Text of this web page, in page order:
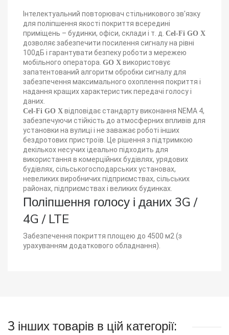
Інтелектуальний повторювач стільникового зв'язку
для поліпшення якості покриття всередині
приміщень – будинки, офіси, склади і т. д. Cel-Fi GO X
дозволяє забезпечити посилення сигналу на рівні
100дБ і гарантувати безпеку роботи з мережею
мобільного оператора. GO X використовує
запатентований алгоритм обробки сигналу для
забезпечення максимального охоплення покриття і
надання кращих характеристик передачі голосу і
даних.
Cel-Fi GO X відповідає стандарту виконання NEMA 4,
забезпечуючи стійкість до атмосферних впливів для
установки на вулиці і не заважає роботі інших
бездротових пристроїв. Це рішення з підтримкою
декількох несучих ідеально підходить для
використання в комерційних будівлях, урядових
будівлях, сільськогосподарських установах,
невеликих виробничих підприємствах, сільських
районах, підприємствах і великих будинках.
Поліпшення голосу і даних 3G /
4G / LTE
Забезпечення покриття площею до 4500 м2 (з
урахуванням додаткового обладнання).
3 інших товарів в цій категорії: